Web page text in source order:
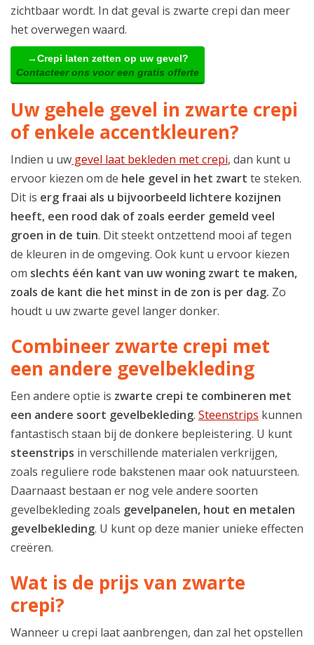
zichtbaar wordt. In dat geval is zwarte crepi dan meer
het overwegen waard.
→Crepi laten zetten op uw gevel?
Contacteer ons voor een gratis offerte
Uw gehele gevel in zwarte crepi
of enkele accentkleuren?
Indien u uw gevel laat bekleden met crepi, dan kunt u
ervoor kiezen om de hele gevel in het zwart te steken.
Dit is erg fraai als u bijvoorbeeld lichtere kozijnen
heeft, een rood dak of zoals eerder gemeld veel
groen in de tuin. Dit steekt ontzettend mooi af tegen
de kleuren in de omgeving. Ook kunt u ervoor kiezen
om slechts één kant van uw woning zwart te maken,
zoals de kant die het minst in de zon is per dag. Zo
houdt u uw zwarte gevel langer donker.
Combineer zwarte crepi met
een andere gevelbekleding
Een andere optie is zwarte crepi te combineren met
een andere soort gevelbekleding. Steenstrips kunnen
fantastisch staan bij de donkere bepleistering. U kunt
steenstrips in verschillende materialen verkrijgen,
zoals reguliere rode bakstenen maar ook natuursteen.
Daarnaast bestaan er nog vele andere soorten
gevelbekleding zoals gevelpanelen, hout en metalen
gevelbekleding. U kunt op deze manier unieke effecten
creëren.
Wat is de prijs van zwarte
crepi?
Wanneer u crepi laat aanbrengen, dan zal het opstellen